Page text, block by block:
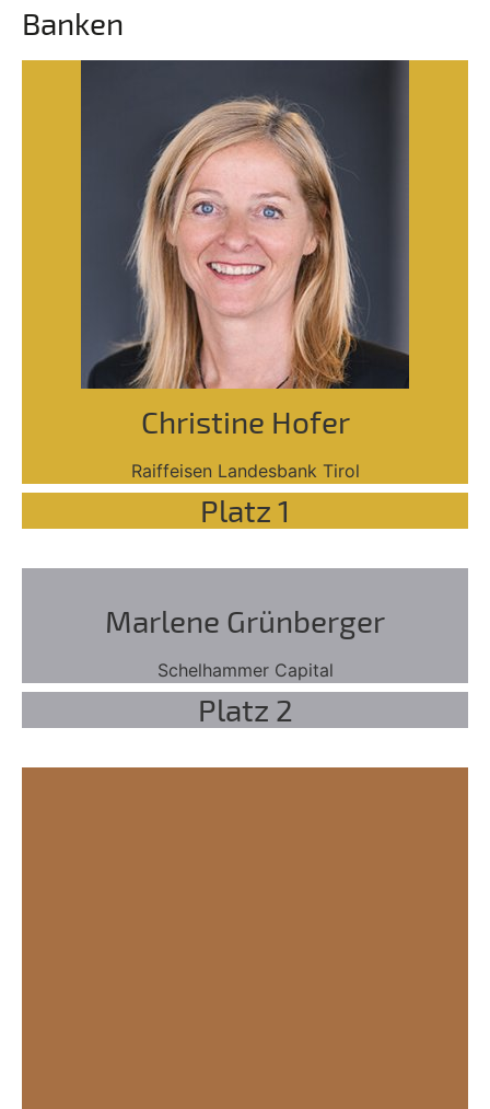
Banken
Christine Hofer
Raiffeisen Landesbank Tirol
Platz 1
Marlene Grünberger
Schelhammer Capital
Platz 2